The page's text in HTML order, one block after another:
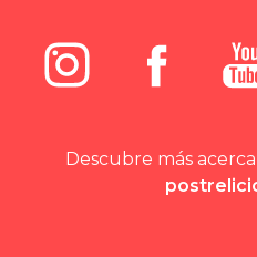
Descubre más